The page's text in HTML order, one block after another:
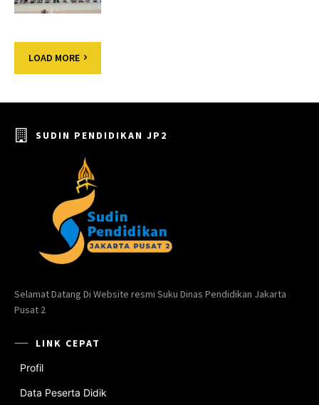
LOAD MORE
SUDIN PENDIDIKAN JP2
Selamat Datang Di Website resmi Suku Dinas Pendidikan Jakarta
Pusat 2
LINK CEPAT
Profil
Data Peserta Didik